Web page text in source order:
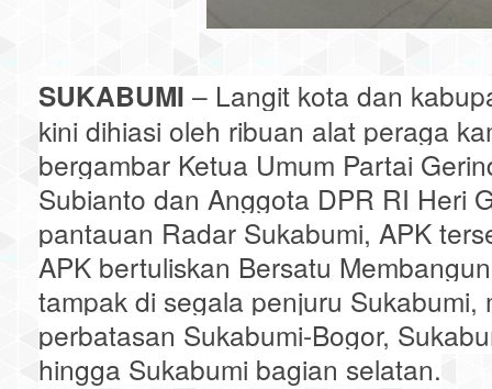
SUKABUMI – Langit kota dan
kini dihiasi oleh ribuan alat peraga
bergambar Ketua Umum Partai
Subianto dan Anggota DPR RI Heri
pantauan Radar Sukabumi, APK
APK bertuliskan Bersatu
tampak di segala penjuru Sukabumi,
perbatasan Sukabumi-Bogor,
hingga Sukabumi bagian selatan.